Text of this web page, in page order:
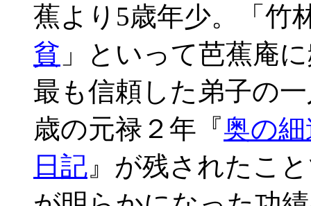
蕉より5歳年少。「竹
貧 」といって芭蕉庵
最も信頼した弟子の
歳の元禄２年『奥の
日記 』が残されたこ